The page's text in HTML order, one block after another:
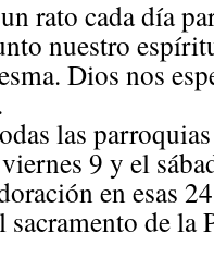
rato cada día
nuestro
Dios nos
las
9 y el
en esas
de la